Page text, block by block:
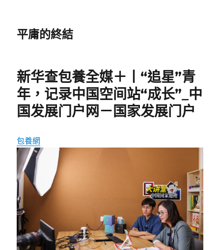
平庸的終結
新华查包養全媒＋丨“追星”青
年，记录中国空间站“成长”_中
国发展门户网－国家发展门户
包養網